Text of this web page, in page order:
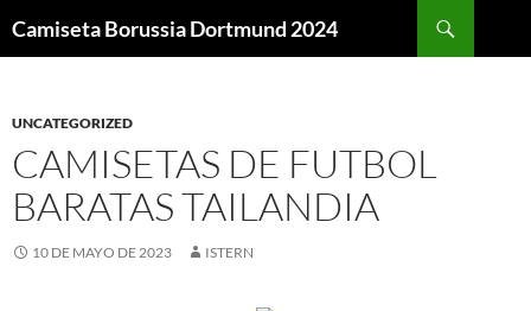
Camiseta Borussia Dortmund 2024
UNCATEGORIZED
CAMISETAS DE FUTBOL
BARATAS TAILANDIA
10 DE MAYO DE 2023 ISTERN